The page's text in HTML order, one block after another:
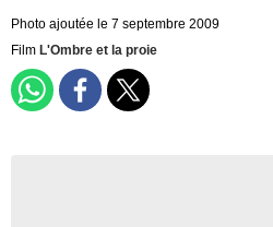
Photo ajoutée le 7 septembre 2009
Film L'Ombre et la proie